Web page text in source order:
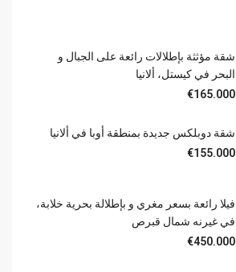
شقة مؤثثة بإطلالات رائعة على الجبال و
البحر في كيستل، ألانيا
€165.000
شقة دوبلكس جديدة بمنطقة أوبا في ألانيا
€155.000
فيلا رائعة بسعر مغري و بإطلالة بحرية خلابة،
في غيرنه شمال قبرص
€450.000